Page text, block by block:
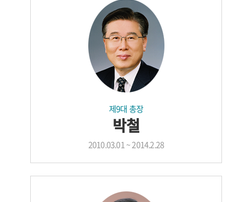
제9대 총장
박철
2010.03.01 ~ 2014.2.28